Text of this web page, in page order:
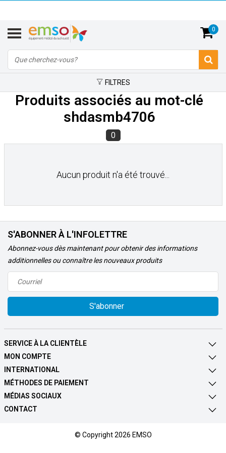
0
FILTRES
Produits associés au mot-clé
shdasmb4706
0
Aucun produit n'a été trouvé...
S'ABONNER À L'INFOLETTRE
Abonnez-vous dès maintenant pour obtenir des informations
additionnelles ou connaître les nouveaux produits
S'abonner
SERVICE À LA CLIENTÈLE
MON COMPTE
INTERNATIONAL
MÉTHODES DE PAIEMENT
MÉDIAS SOCIAUX
CONTACT
© Copyright 2026 EMSO